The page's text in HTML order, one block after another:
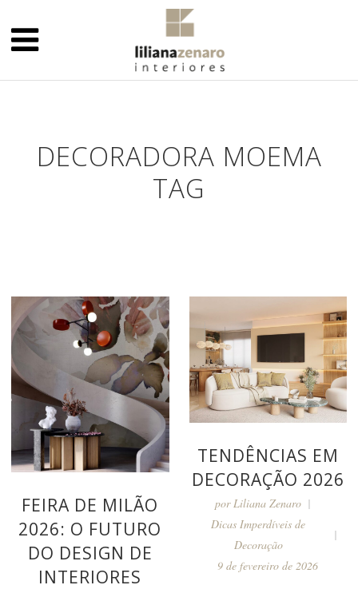
DECORADORA MOEMA
TAG
FEIRA DE MILÃO
2026: O FUTURO
DO DESIGN DE
INTERIORES
TENDÊNCIAS EM
DECORAÇÃO 2026
porLiliana Zenaro
Dicas Imperdíveis de
Decoração
9 de fevereiro de 2026